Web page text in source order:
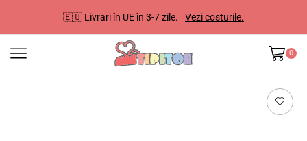
🇪🇺 Livrari în UE în 3-7 zile. Vezi costurile.
0